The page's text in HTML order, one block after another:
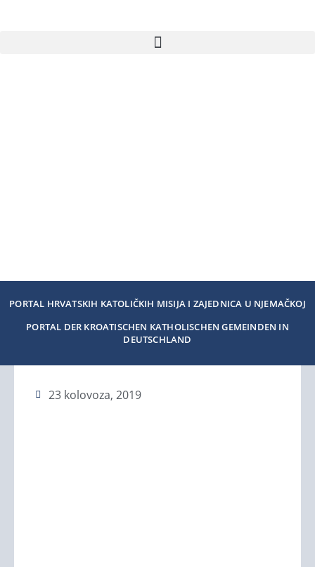
PORTAL HRVATSKIH KATOLIČKIH MISIJA I ZAJEDNICA U NJEMAČKOJ
PORTAL DER KROATISCHEN KATHOLISCHEN GEMEINDEN IN
DEUTSCHLAND
23 kolovoza, 2019